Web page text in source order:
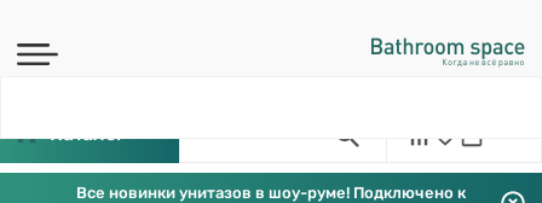
Каталог
Все новинки унитазов в шоу-руме! Подключено к